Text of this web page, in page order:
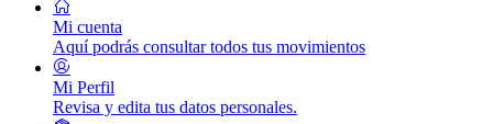
Mi cuenta
Aquí podrás consultar todos tus movimientos
Mi Perfil
Revisa y edita tus datos personales.